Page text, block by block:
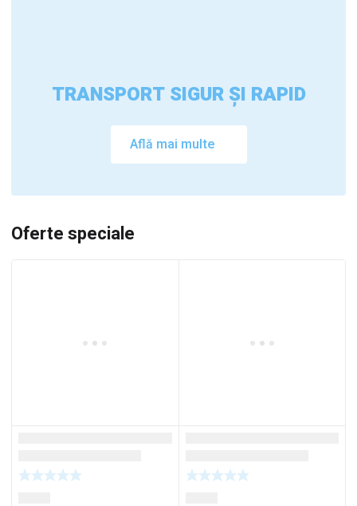
TRANSPORT SIGUR ȘI RAPID
Află mai multe
Oferte speciale